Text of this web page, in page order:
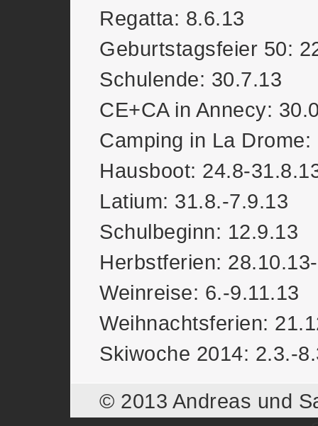
Regatta: 8.6.13
Geburtstagsfeier 50:
Schulende: 30.7.13
CE+CA in Annecy:
Camping in La
Hausboot: 24.8-
Latium: 31.8.-7.9.13
Schulbeginn: 12.9.13
Herbstferien:
Weinreise: 6.-9.11.13
Weihnachtsferien:
Skiwoche 2014: 2.3.-
© 2013 Andreas und